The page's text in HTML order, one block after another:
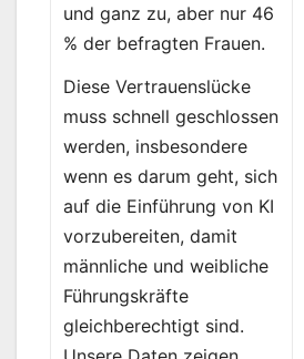
und ganz zu, aber nur 46
% der befragten Frauen.
Diese Vertrauenslücke
muss schnell geschlossen
werden, insbesondere
wenn es darum geht, sich
auf die Einführung von KI
vorzubereiten, damit
männliche und weibliche
Führungskräfte
gleichberechtigt sind.